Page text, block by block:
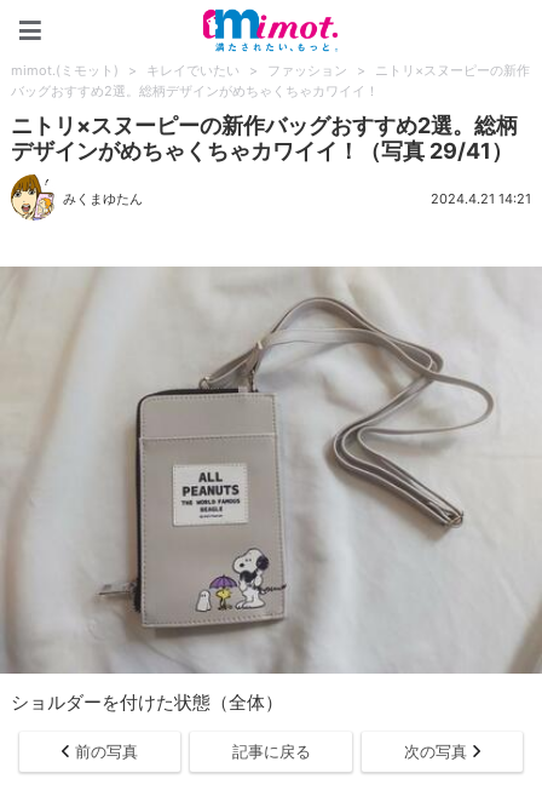
mimot.(ミモット) > キレイでいたい > ファッション >
ニトリ×スヌーピーの新作
バッグおすすめ2選。総柄デザインがめちゃくちゃカワイイ！
ニトリ×スヌーピーの新作バッグおすすめ2選。総柄
デザインがめちゃくちゃカワイイ！（写真 29/41）
みくまゆたん 2024.4.21 14:21
ショルダーを付けた状態（全体）
前の写真 記事に戻る 次の写真